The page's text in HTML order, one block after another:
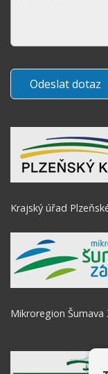
Krajský úřad
Mikroregion Šumava